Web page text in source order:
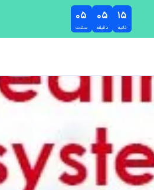
۰۵
ساعت
۰۵
دقیقه
۱۳
ثانیه